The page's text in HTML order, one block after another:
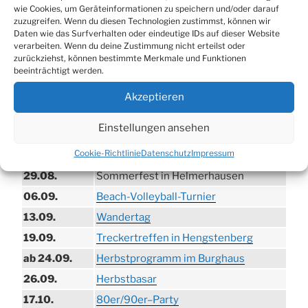
wie Cookies, um Geräteinformationen zu speichern und/oder darauf
zuzugreifen. Wenn du diesen Technologien zustimmst, können wir
Daten wie das Surfverhalten oder eindeutige IDs auf dieser Website
verarbeiten. Wenn du deine Zustimmung nicht erteilst oder
zurückziehst, können bestimmte Merkmale und Funktionen
beeinträchtigt werden.
Akzeptieren
Einstellungen ansehen
Cookie-RichtlinieDatenschutzImpressum
Brauerei
Trödelmarkt in der Ortsmitte
29.08.
Sommerfest in Helmerhausen
06.09.
Beach-Volleyball-Turnier
13.09.
Wandertag
19.09.
Treckertreffen in Hengstenberg
ab 24.09.
Herbstprogramm im Burghaus
26.09.
Herbstbasar
17.10.
80er/90er–Party